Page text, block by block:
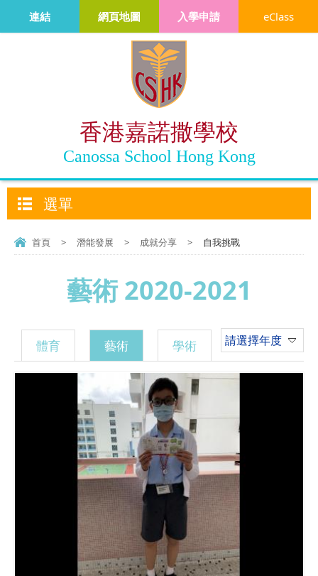
香港嘉諾撒學校
Canossa School Hong Kong
連結 網頁地圖 入學申請 eClass
選單
首頁 > 潛能發展 > 成就分享 > 自我挑戰
藝術 2020-2021
請選擇年度
體育 藝術 學術